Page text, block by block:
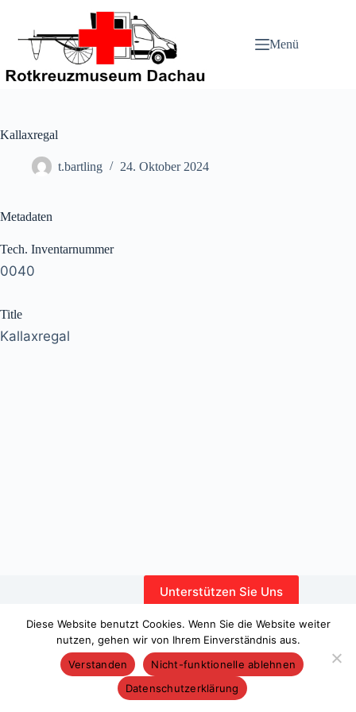
springen
Menü
Kallaxregal
t.bartling 24. Oktober 2024
Metadaten
Tech. Inventarnummer
0040
Title
Kallaxregal
Unterstützen Sie Uns
Copyright © 2026 – WordPress-Theme von
Diese Website benutzt Cookies. Wenn Sie die Website weiter
nutzen, gehen wir von Ihrem Einverständnis aus.
Verstanden
Nicht-funktionelle ablehnen
Datenschutzerklärung